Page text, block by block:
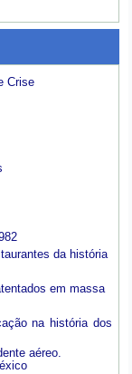
Crise
da história
em massa
na história dos
aéreo.